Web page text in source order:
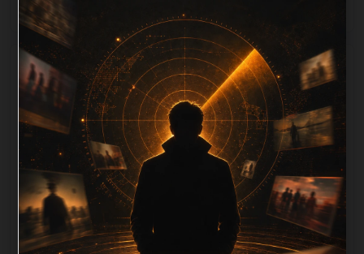
栏目内容归集
tion 长度检查。栏目内容按每日少量新增的方式持续扩
展，每篇保留相关问题、站内推荐和清晰的层级路径，
减少用户反复返回搜索页。第6篇作为本栏目的初始建
设内容，主要用于补齐栏目深度、稳定内链结构，并为
后续专题聚合提供可点击入口。如果后续发现页面缺
图、标题过短、描述为空或正文不足，将进入每日
SEO 检查清单自动修正。